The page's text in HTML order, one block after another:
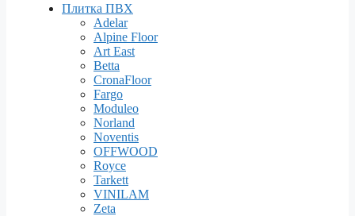
Плитка ПВХ
Adelar
Alpine Floor
Art East
Betta
CronaFloor
Fargo
Moduleo
Norland
Noventis
OFFWOOD
Royce
Tarkett
VINILAM
Zeta